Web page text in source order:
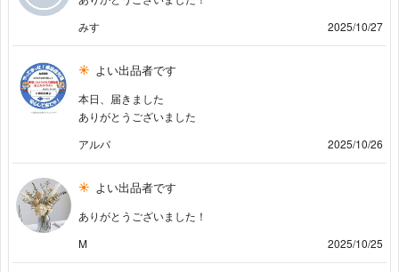
みす
2025/10/27
よい出品者です
本日、届きました
ありがとうございました
アルバ
2025/10/26
よい出品者です
ありがとうございました！
M
2025/10/25